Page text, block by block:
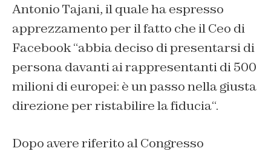
Antonio Tajani, il quale ha espresso
apprezzamento per il fatto che il Ceo di
Facebook “abbia deciso di presentarsi di
persona davanti ai rappresentanti di 500
milioni di europei: è un passo nella giusta
direzione per ristabilire la fiducia“.
Dopo avere riferito al Congresso